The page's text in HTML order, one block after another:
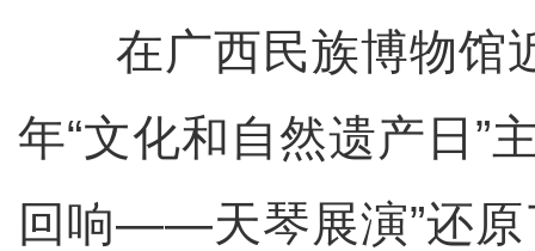
在广西民族博物馆
年“文化和自然遗产日”
回响——天琴展演”还原